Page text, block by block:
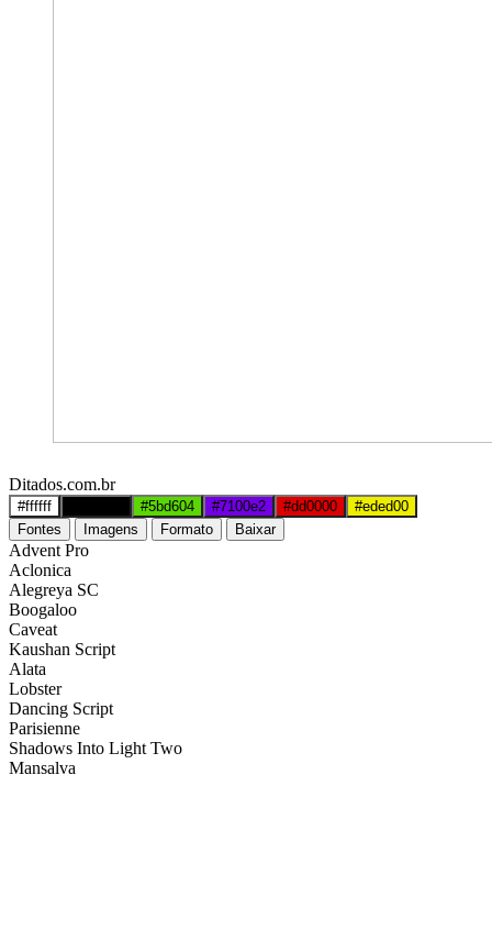
Ditados.com.br
#ffffff #5bd604 #7100e2 #dd0000
#eded00
Fontes
Imagens Formato Baixar
Advent Pro
Aclonica
Alegreya SC
Boogaloo
Caveat
Kaushan Script
Alata
Lobster
Dancing Script
Parisienne
Shadows Into Light Two
Mansalva